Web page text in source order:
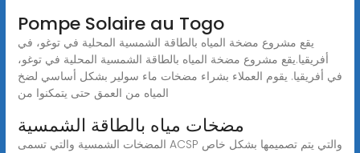
Pompe Solaire au Togo
يقع مشروع مضخة المياه بالطاقة الشمسية المحلية في توغو، في
أفريقيا.يقع مشروع مضخة المياه بالطاقة الشمسية المحلية في توغو،
في أفريقيا. يقوم العملاء بشراء مضخات ماء سولير بشكل أساسي لضخ
المياه من العمق حتى يتمكنوا من
مضخات مياه بالطاقة الشمسية
المضخات الشمسية والتي تسمى ACSP والتي يتم تصميمها بشكل خاص